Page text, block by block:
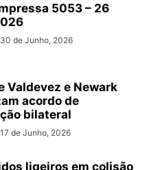
5053 – 26
30 de Junho, 2026
Valdevez e Newark
acordo de
bilateral
17 de Junho, 2026
ligeiros em colisão